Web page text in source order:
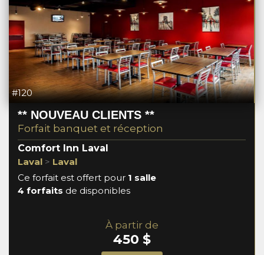
#120
** NOUVEAU CLIENTS **
Forfait banquet et réception
Comfort Inn Laval
Laval > Laval
Ce forfait est offert pour 1 salle
4 forfaits de disponibles
À partir de
450 $